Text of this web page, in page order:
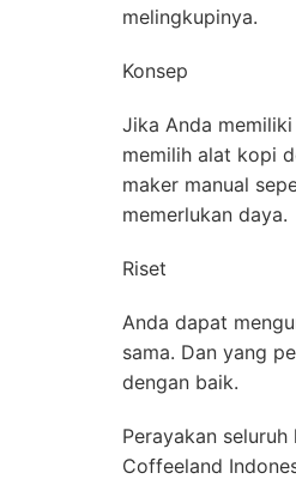
melingkupinya.
Konsep
Jika Anda
memilih alat kopi
maker manual
memerlukan daya.
Riset
Anda dapat
sama. Dan yang
dengan baik.
Perayakan
Coffeeland